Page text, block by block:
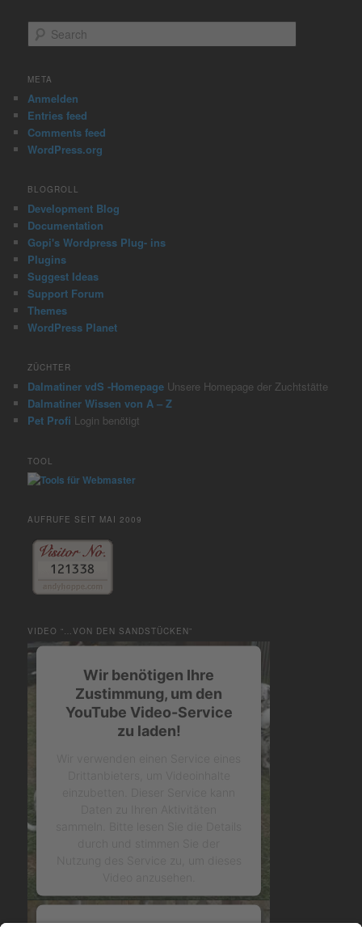
e
r
h
META
Anmelden
Entries feed
Comments feed
WordPress.org
BLOGROLL
Development Blog
Documentation
Gopi's Wordpress Plug- ins
Plugins
Suggest Ideas
Support Forum
Themes
WordPress Planet
ZÜCHTER
Dalmatiner vdS -Homepage Unsere Homepage der Zuchtstätte
Dalmatiner Wissen von A – Z
Pet Profi Login benötigt
TOOL
AUFRUFE SEIT MAI 2009
VIDEO “…VON DEN SANDSTÜCKEN”
Wir benötigen Ihre
Zustimmung, um den
YouTube Video-Service
zu laden!